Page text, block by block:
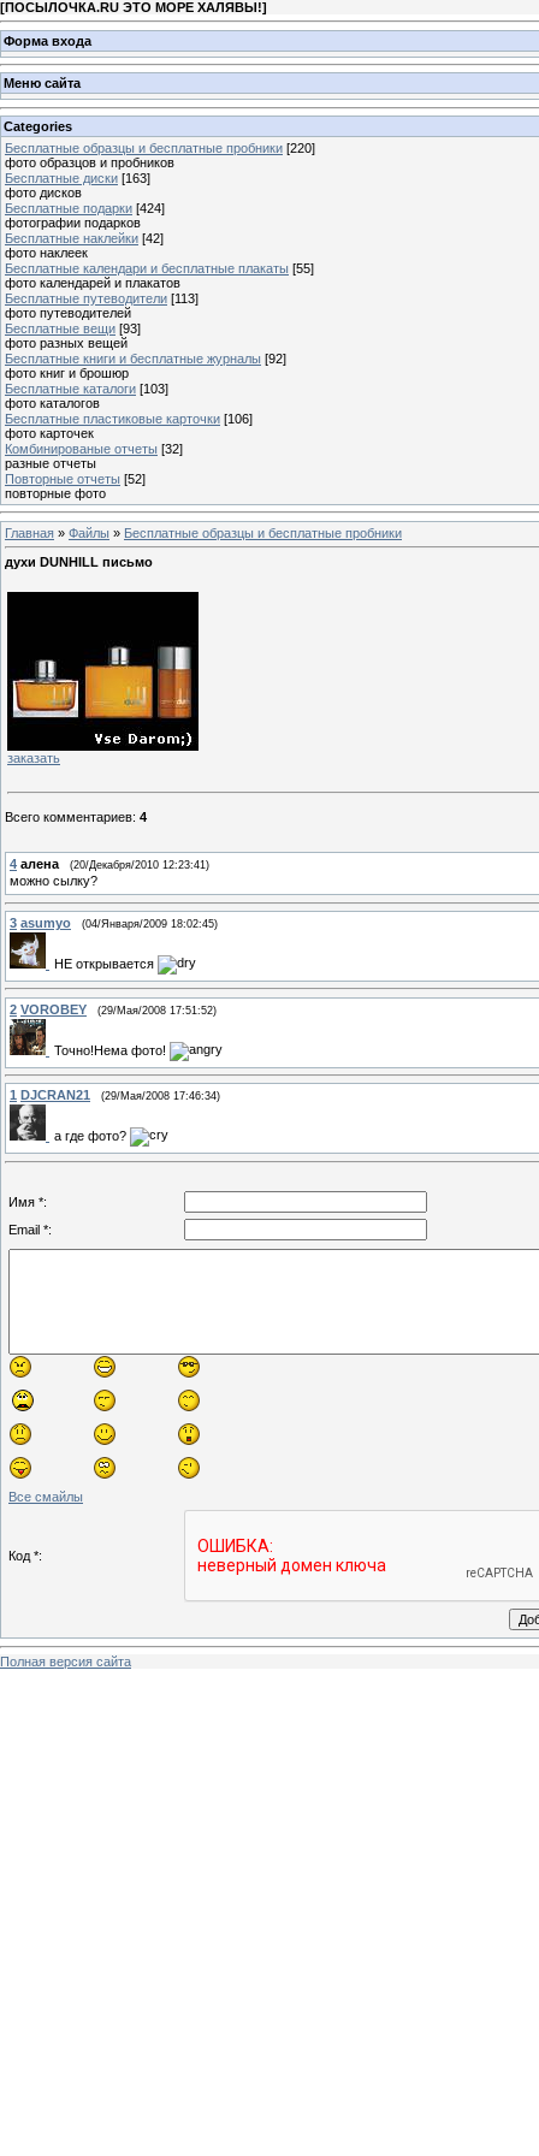
[ПОСЫЛОЧКА.RU ЭТО МОРЕ ХАЛЯВЫ!]
Форма входа
Меню сайта
Categories
Бесплатные образцы и бесплатные пробники [220]
фото образцов и пробников
Бесплатные диски [163]
фото дисков
Бесплатные подарки [424]
фотографии подарков
Бесплатные наклейки [42]
фото наклеек
Бесплатные календари и бесплатные плакаты [55]
фото календарей и плакатов
Бесплатные путеводители [113]
фото путеводителей
Бесплатные вещи [93]
фото разных вещей
Бесплатные книги и бесплатные журналы [92]
фото книг и брошюр
Бесплатные каталоги [103]
фото каталогов
Бесплатные пластиковые карточки [106]
фото карточек
Комбинированые отчеты [32]
разные отчеты
Повторные отчеты [52]
повторные фото
Главная » Файлы » Бесплатные образцы и бесплатные пробники
духи DUNHILL письмо
заказать
Всего комментариев: 4
4 алена (20/Декабря/2010 12:23:41)
можно сылку?
3 asumyo (04/Января/2009 18:02:45)
НЕ открывается
2 VOROBEY (29/Мая/2008 17:51:52)
Точно!Нема фото!
1 DJCRAN21 (29/Мая/2008 17:46:34)
а где фото?
Имя *:
Email *:
Все смайлы
Код *:
Полная версия сайта